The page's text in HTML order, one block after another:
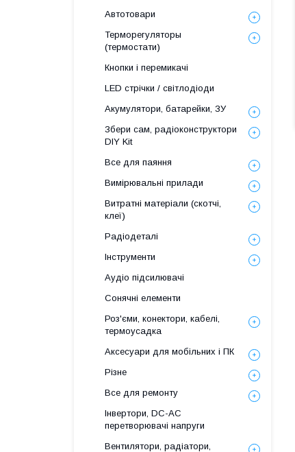
Автотовари
Терморегуляторы
(термостати)
Кнопки і перемикачі
LED стрічки / світлодіоди
Акумулятори, батарейки, ЗУ
Збери сам, радіоконструктори
DIY Kit
Все для паяння
Вимірювальні прилади
Витратні матеріали (скотчі,
клеї)
Радіодеталі
Інструменти
Аудіо підсилювачі
Сонячні елементи
Роз'єми, конектори, кабелі,
термоусадка
Аксесуари для мобільних і ПК
Різне
Все для ремонту
Інвертори, DC-AC
перетворювачі напруги
Вентилятори, радіатори,